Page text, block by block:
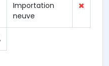
Importation
neuve